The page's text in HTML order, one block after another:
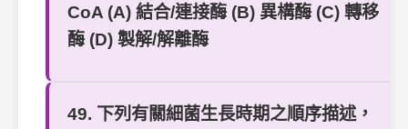
CoA (A) 結合/連接酶 (B) 異構酶 (C) 轉移
酶 (D) 製解/解離酶
49. 下列有關細菌生長時期之順序描述，